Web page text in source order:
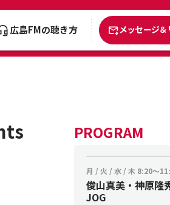
広島FMの聴き方 メッセージ
PROGRAM
月 / 火 / 水 / 木 8:20～
俊山真美・神原隆
JOG